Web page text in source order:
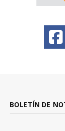
BOLETÍN DE